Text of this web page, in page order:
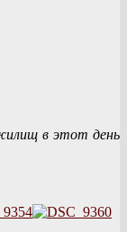
в этот день